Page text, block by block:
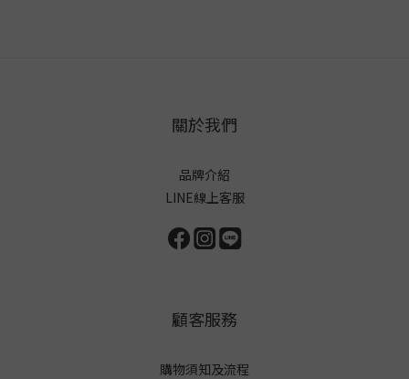
關於我們
品牌介紹
LINE線上客服
顧客服務
購物須知及流程